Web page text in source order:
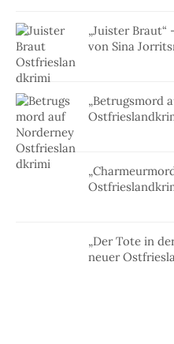
„Juister
von Sina
„Betrugsmord
„Der Tote in
neuer